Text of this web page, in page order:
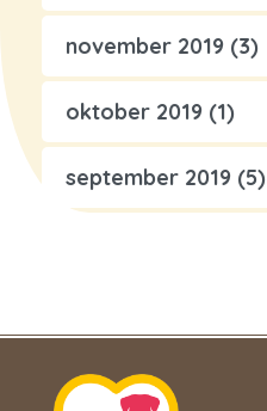
november 2019 (3)
oktober 2019 (1)
september 2019 (5)